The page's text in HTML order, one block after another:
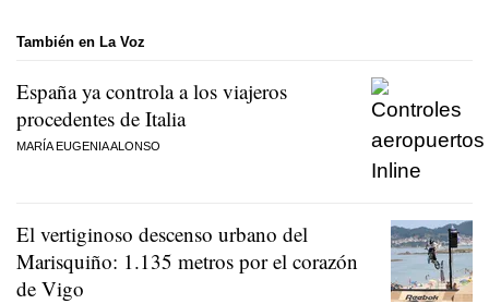
También en La Voz
España ya controla a los viajeros
procedentes de Italia
MARÍA EUGENIA ALONSO
El vertiginoso descenso urbano del
Marisquiño: 1.135 metros por el corazón
de Vigo